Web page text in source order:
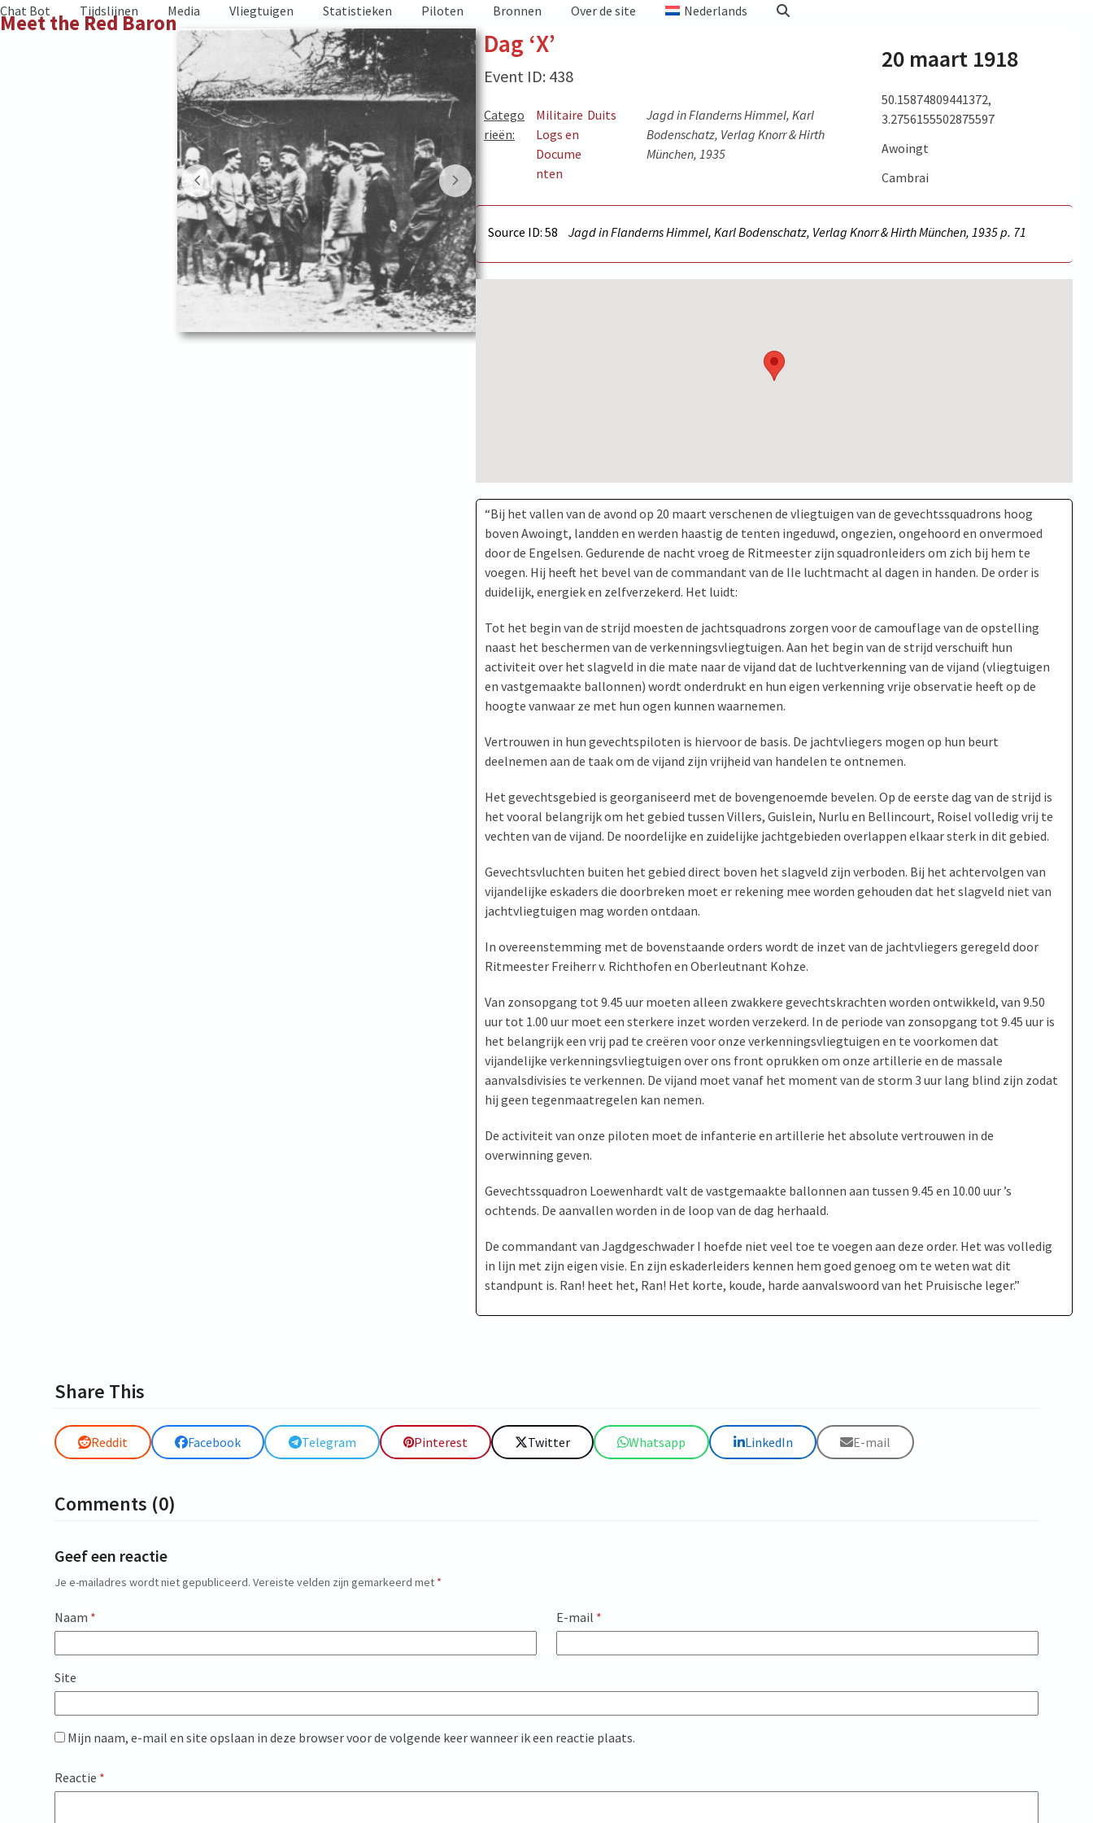
Skip
to
Meet the Red Baron
Chat Bot Tijdslijnen Media Vliegtuigen Statistieken Piloten Bronnen Over de site Nederlands
Dag ‘X’
Event ID: 438
Catego
rieën:
Militaire
Logs en
Docume
nten
Duits
Jagd in Flanderns Himmel, Karl
Bodenschatz, Verlag Knorr & Hirth
München, 1935
20 maart 1918
50.15874809441372,
3.2756155502875597
Awoingt
Cambrai
Source ID: 58 Jagd in Flanderns Himmel, Karl Bodenschatz, Verlag Knorr & Hirth München, 1935 p. 71
“Bij het vallen van de avond op 20 maart verschenen de vliegtuigen van de gevechtssquadrons hoog
boven Awoingt, landden en werden haastig de tenten ingeduwd, ongezien, ongehoord en onvermoed
door de Engelsen. Gedurende de nacht vroeg de Ritmeester zijn squadronleiders om zich bij hem te
voegen. Hij heeft het bevel van de commandant van de IIe luchtmacht al dagen in handen. De order is
duidelijk, energiek en zelfverzekerd. Het luidt:
Tot het begin van de strijd moesten de jachtsquadrons zorgen voor de camouflage van de opstelling
naast het beschermen van de verkenningsvliegtuigen. Aan het begin van de strijd verschuift hun
activiteit over het slagveld in die mate naar de vijand dat de luchtverkenning van de vijand (vliegtuigen
en vastgemaakte ballonnen) wordt onderdrukt en hun eigen verkenning vrije observatie heeft op de
hoogte vanwaar ze met hun ogen kunnen waarnemen.
Vertrouwen in hun gevechtspiloten is hiervoor de basis. De jachtvliegers mogen op hun beurt
deelnemen aan de taak om de vijand zijn vrijheid van handelen te ontnemen.
Het gevechtsgebied is georganiseerd met de bovengenoemde bevelen. Op de eerste dag van de strijd is
het vooral belangrijk om het gebied tussen Villers, Guislein, Nurlu en Bellincourt, Roisel volledig vrij te
vechten van de vijand. De noordelijke en zuidelijke jachtgebieden overlappen elkaar sterk in dit gebied.
Gevechtsvluchten buiten het gebied direct boven het slagveld zijn verboden. Bij het achtervolgen van
vijandelijke eskaders die doorbreken moet er rekening mee worden gehouden dat het slagveld niet van
jachtvliegtuigen mag worden ontdaan.
In overeenstemming met de bovenstaande orders wordt de inzet van de jachtvliegers geregeld door
Ritmeester Freiherr v. Richthofen en Oberleutnant Kohze.
Van zonsopgang tot 9.45 uur moeten alleen zwakkere gevechtskrachten worden ontwikkeld, van 9.50
uur tot 1.00 uur moet een sterkere inzet worden verzekerd. In de periode van zonsopgang tot 9.45 uur is
het belangrijk een vrij pad te creëren voor onze verkenningsvliegtuigen en te voorkomen dat
vijandelijke verkenningsvliegtuigen over ons front oprukken om onze artillerie en de massale
aanvalsdivisies te verkennen. De vijand moet vanaf het moment van de storm 3 uur lang blind zijn zodat
hij geen tegenmaatregelen kan nemen.
De activiteit van onze piloten moet de infanterie en artillerie het absolute vertrouwen in de
overwinning geven.
Gevechtssquadron Loewenhardt valt de vastgemaakte ballonnen aan tussen 9.45 en 10.00 uur ’s
ochtends. De aanvallen worden in de loop van de dag herhaald.
De commandant van Jagdgeschwader I hoefde niet veel toe te voegen aan deze order. Het was volledig
in lijn met zijn eigen visie. En zijn eskaderleiders kennen hem goed genoeg om te weten wat dit
standpunt is. Ran! heet het, Ran! Het korte, koude, harde aanvalswoord van het Pruisische leger.”
Share This
Reddit Facebook Telegram Pinterest Twitter Whatsapp LinkedIn E-mail
Comments (0)
Geef een reactie
Je e-mailadres wordt niet gepubliceerd. Vereiste velden zijn gemarkeerd met *
Naam * E-mail *
Site
Mijn naam, e-mail en site opslaan in deze browser voor de volgende keer wanneer ik een reactie plaats.
Reactie *